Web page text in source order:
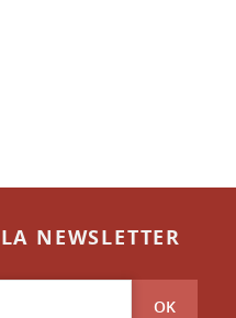
NEWSLETTER
OK